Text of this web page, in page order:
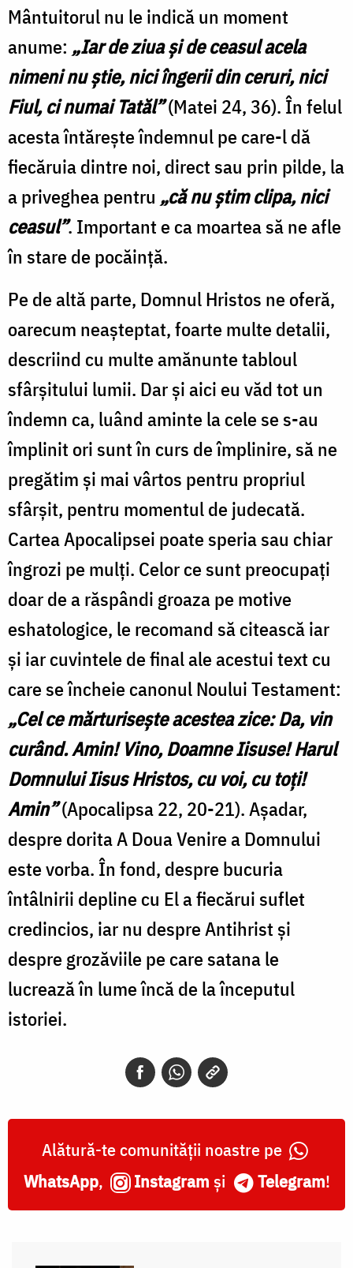
Mântuitorul nu le indică un moment
anume: „Iar de ziua şi de ceasul acela
nimeni nu ştie, nici îngerii din ceruri, nici
Fiul, ci numai Tatăl”(Matei 24, 36). În felul
acesta întărește îndemnul pe care-l dă
fiecăruia dintre noi, direct sau prin pilde, la
a priveghea pentru „că nu știm clipa, nici
ceasul”. Important e ca moartea să ne afle
în stare de pocăință.
Pe de altă parte, Domnul Hristos ne oferă,
oarecum neașteptat, foarte multe detalii,
descriind cu multe amănunte tabloul
sfârșitului lumii. Dar și aici eu văd tot un
îndemn ca, luând aminte la cele se s-au
împlinit ori sunt în curs de împlinire, să ne
pregătim și mai vârtos pentru propriul
sfârșit, pentru momentul de judecată.
Cartea Apocalipsei poate speria sau chiar
îngrozi pe mulți. Celor ce sunt preocupați
doar de a răspândi groaza pe motive
eshatologice, le recomand să citească iar
și iar cuvintele de final ale acestui text cu
care se încheie canonul Noului Testament:
„Cel ce mărturiseşte acestea zice: Da, vin
curând. Amin! Vino, Doamne Iisuse! Harul
Domnului Iisus Hristos, cu voi, cu toţi!
Amin”(Apocalipsa 22, 20-21). Așadar,
despre dorita A Doua Venire a Domnului
este vorba. În fond, despre bucuria
întâlnirii depline cu El a fiecărui suflet
credincios, iar nu despre Antihrist și
despre grozăviile pe care satana le
lucrează în lume încă de la începutul
istoriei.
Alătură-te comunității noastre pe
WhatsApp, Instagram și Telegram!